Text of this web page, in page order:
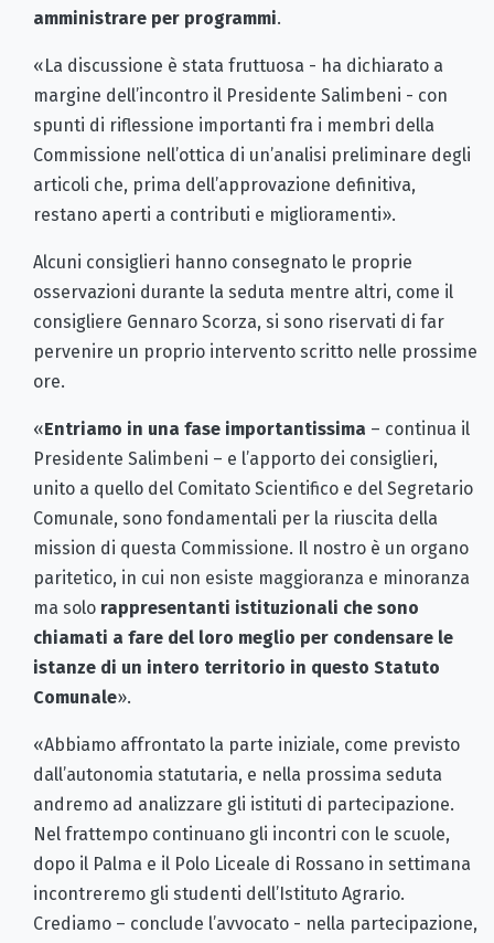
amministrare per programmi.
«La discussione è stata fruttuosa - ha dichiarato a
margine dell’incontro il Presidente Salimbeni - con
spunti di riflessione importanti fra i membri della
Commissione nell’ottica di un’analisi preliminare degli
articoli che, prima dell’approvazione definitiva,
restano aperti a contributi e miglioramenti».
Alcuni consiglieri hanno consegnato le proprie
osservazioni durante la seduta mentre altri, come il
consigliere Gennaro Scorza, si sono riservati di far
pervenire un proprio intervento scritto nelle prossime
ore.
«Entriamo in una fase importantissima – continua il
Presidente Salimbeni – e l’apporto dei consiglieri,
unito a quello del Comitato Scientifico e del Segretario
Comunale, sono fondamentali per la riuscita della
mission di questa Commissione. Il nostro è un organo
paritetico, in cui non esiste maggioranza e minoranza
ma solo rappresentanti istituzionali che sono
chiamati a fare del loro meglio per condensare le
istanze di un intero territorio in questo Statuto
Comunale».
«Abbiamo affrontato la parte iniziale, come previsto
dall’autonomia statutaria, e nella prossima seduta
andremo ad analizzare gli istituti di partecipazione.
Nel frattempo continuano gli incontri con le scuole,
dopo il Palma e il Polo Liceale di Rossano in settimana
incontreremo gli studenti dell’Istituto Agrario.
Crediamo – conclude l’avvocato - nella partecipazione,